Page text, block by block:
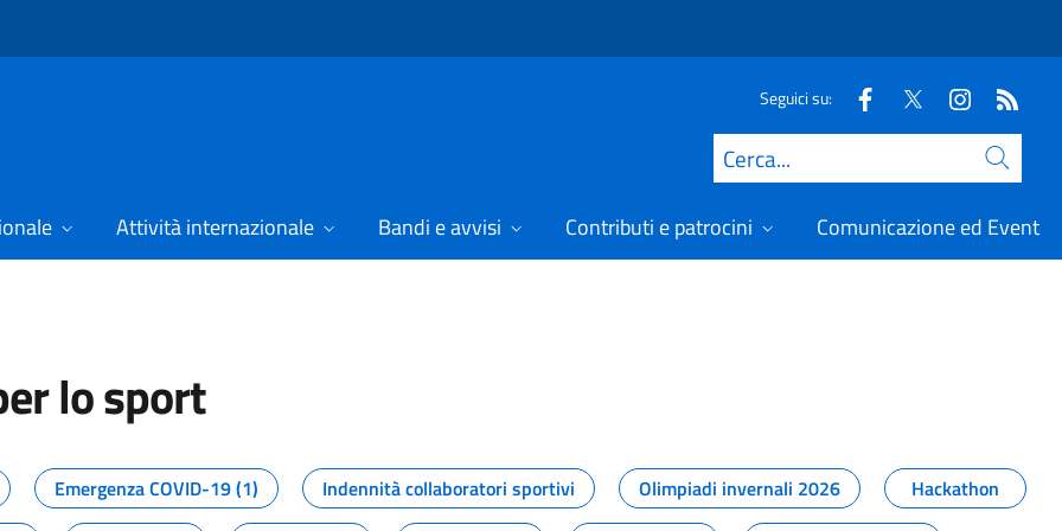
Seguici su:
Cerca
Attività internazionale Bandi e avvisi Contributi e patrocini Comunicazione ed Eventi
lo sport
dal Dipartimento per lo sport
Emergenza COVID-19 (1) Indennità collaboratori sportivi Olimpiadi invernali 2026
Hackathon